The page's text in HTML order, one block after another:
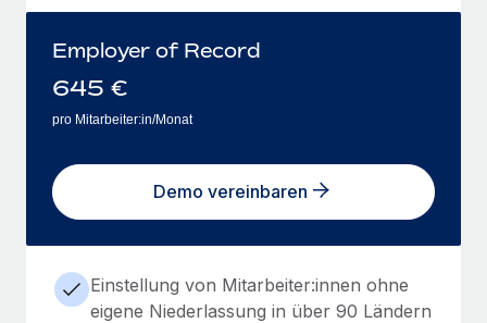
Employer of Record
645 €
pro Mitarbeiter:in/Monat
Demo vereinbaren
Einstellung von Mitarbeiter:innen ohne
eigene Niederlassung in über 90 Ländern